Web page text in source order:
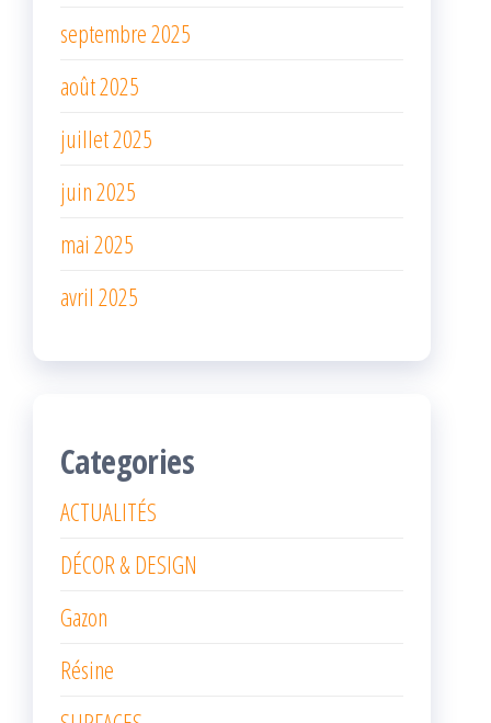
septembre 2025
août 2025
juillet 2025
juin 2025
mai 2025
avril 2025
Categories
ACTUALITÉS
DÉCOR & DESIGN
Gazon
Résine